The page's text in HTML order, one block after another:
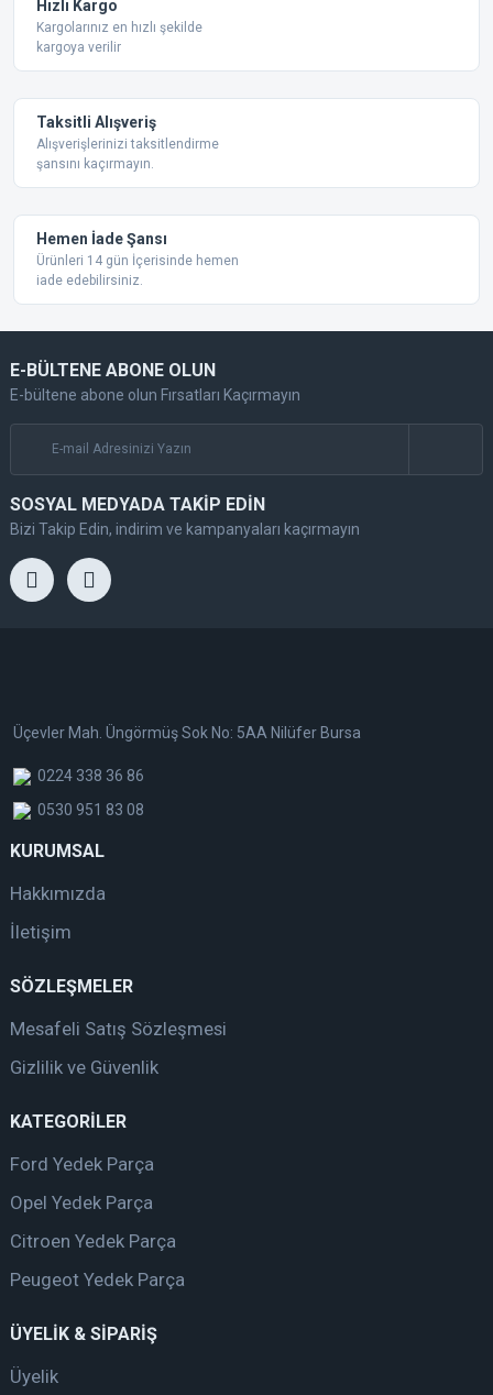
Bu ürüne benzer farklı alternatifler olmalı.
Hızlı Kargo
Kargolarınız en hızlı şekilde
kargoya verilir
Taksitli Alışveriş
Alışverişlerinizi taksitlendirme
şansını kaçırmayın.
Hemen İade Şansı
Ürünleri 14 gün İçerisinde hemen
iade edebilirsiniz.
E-BÜLTENE ABONE OLUN
E-bültene abone olun Fırsatları Kaçırmayın
SOSYAL MEDYADA TAKİP EDİN
Bizi Takip Edin, indirim ve kampanyaları kaçırmayın
Üçevler Mah. Üngörmüş Sok No: 5AA Nilüfer Bursa
0224 338 36 86
0530 951 83 08
KURUMSAL
Hakkımızda
İletişim
SÖZLEŞMELER
Mesafeli Satış Sözleşmesi
Gizlilik ve Güvenlik
KATEGORİLER
Ford Yedek Parça
Opel Yedek Parça
Citroen Yedek Parça
Peugeot Yedek Parça
ÜYELİK & SİPARİŞ
Üyelik